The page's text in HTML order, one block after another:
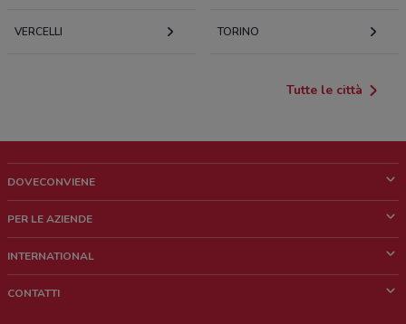
VERCELLI TORINO
Tutte le città
DOVECONVIENE
Chi siamo
Lavora con noi
PER LE AZIENDE
Richieste commerciali e marketing
INTERNATIONAL
CONTATTI